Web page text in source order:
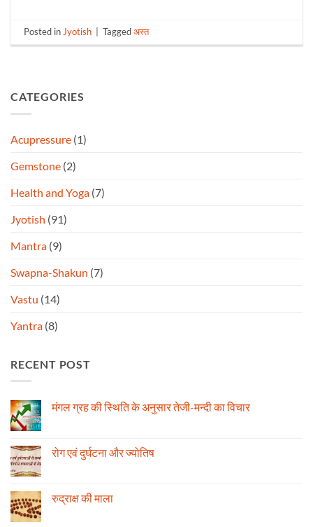
Posted inJyotish Taggedअस्त
CATEGORIES
Acupressure (1)
Gemstone (2)
Health and Yoga (7)
Jyotish (91)
Mantra (9)
Swapna-Shakun (7)
Vastu (14)
Yantra (8)
RECENT POST
मंगल ग्रह की स्थिति के अनुसार तेजी-मन्दी का विचार
मंगल
ग्रह
अनुसार
तेजी-
रोग एवं दुर्घटना और ज्योतिष
रोग
एवं
रुद्राक्ष की माला